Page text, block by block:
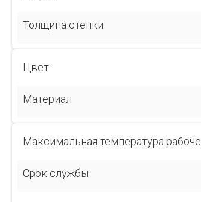
Толщина стенки
Цвет
Материал
Максимальная температура
Срок службы